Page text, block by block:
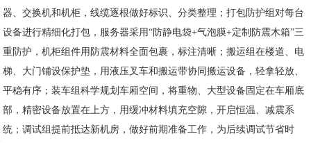
器、交换机和机柜，线缆逐根做好标识、分类整理；打包防护组对每台
设备进行精细化打包，服务器采用“防静电袋+气泡膜+定制防震木箱”三
重防护，机柜组件用防震材料全面包裹，标注清晰；搬运组在楼道、电
梯、大门铺设保护垫，用液压叉车和搬运带协同搬运设备，轻拿轻放、
平稳有序；装车组科学规划车厢空间，将重物、大型设备固定在车厢底
部，精密设备放置在上方，用缓冲材料填充空隙，开启恒温、减震系
统；调试组提前抵达新机房，做好前期准备工作，为后续调试节省时